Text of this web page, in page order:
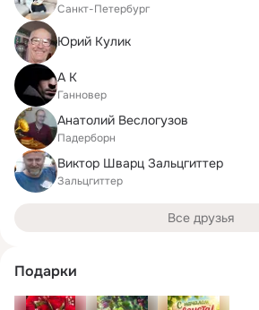
Санкт-Петербург
Юрий Кулик
A K
Ганновер
Анатолий Веслогузов
Падерборн
Виктор Шварц Зальцгиттер
Зальцгиттер
Все друзья
Подарки